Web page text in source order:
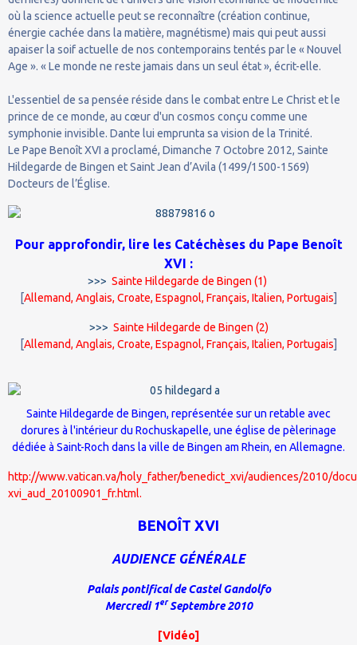
où la science actuelle peut se reconnaître (création continue,
énergie cachée dans la matière, magnétisme) mais qui peut aussi
apaiser la soif actuelle de nos contemporains tentés par le « Nouvel
Age ». « Le monde ne reste jamais dans un seul état », écrit-elle.
L'essentiel de sa pensée réside dans le combat entre Le Christ et le
prince de ce monde, au cœur d'un cosmos conçu comme une
symphonie invisible. Dante lui emprunta sa vision de la Trinité.
Le Pape Benoît XVI a proclamé, Dimanche 7 Octobre 2012, Sainte
Hildegarde de Bingen et Saint Jean d’Avila (1499/1500-1569)
Docteurs de l’Église.
Pour approfondir, lire les Catéchèses du Pape Benoît
XVI :
>>> Sainte Hildegarde de Bingen (1)
[Allemand, Anglais, Croate, Espagnol, Français, Italien, Portugais]
>>> Sainte Hildegarde de Bingen (2)
[Allemand, Anglais, Croate, Espagnol, Français, Italien, Portugais]
Sainte Hildegarde de Bingen, représentée sur un retable avec
dorures à l'intérieur du Rochuskapelle, une église de pèlerinage
dédiée à Saint-Roch dans la ville de Bingen am Rhein, en Allemagne.
http://www.vatican.va/holy_father/benedict_xvi/audiences/2010/
xvi_aud_20100901_fr.html.
BENOÎT XVI
AUDIENCE GÉNÉRALE
Palais pontifical de Castel Gandolfo
Mercredi 1erSeptembre 2010
[Vidéo]